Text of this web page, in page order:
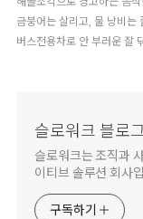
금붕어는 살리고, 물 낭비는
버스전용차로 안 부러운 잘
슬로워크 블로
슬로워크는 조직과
이티브 솔루션 회사
구독하기